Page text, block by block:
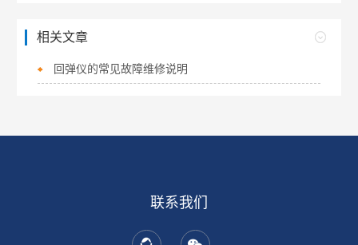
相关文章
回弹仪的常见故障维修说明
联系我们